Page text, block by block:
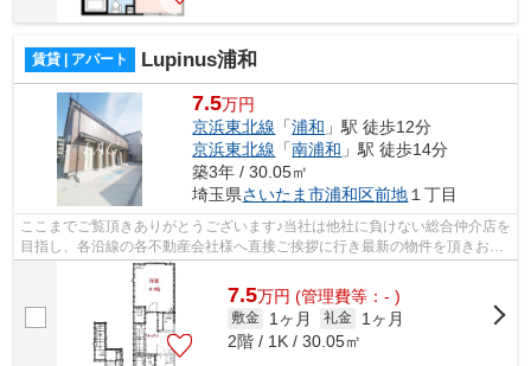
賃貸 | アパート Lupinus浦和
7.5万円
京浜東北線 「浦和 」駅 徒歩12分
京浜東北線 「南浦和 」駅 徒歩14分
築3年 / 30.05㎡
埼玉県さいたま市浦和区前地１丁目
ここまでご覧頂きありがとうございます♪当社は他社に負けない総合仲介店を
目指し、各沿線の各不動産会社様へ直接ご挨拶に行き最新の物件を頂きお客
様へ提供しております！最新の情報は...
7.5万円 (管理費等：- )
敷金 1ヶ月 礼金
1ヶ月
2階 / 1K / 30.05㎡